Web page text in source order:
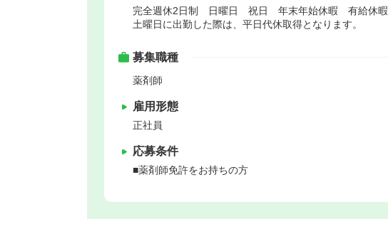
完全週休2日制 日曜日 祝日 年末年始休暇 有給休暇
土曜日に出勤した際は、平日代休取得となります。
募集職種
薬剤師
雇用形態
正社員
応募条件
■薬剤師免許をお持ちの方